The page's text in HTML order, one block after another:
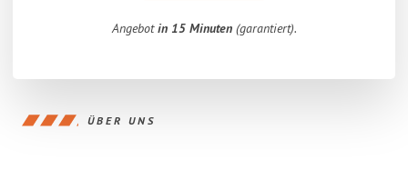
Angebotin 15 Minuten(garantiert).
ÜBER UNS